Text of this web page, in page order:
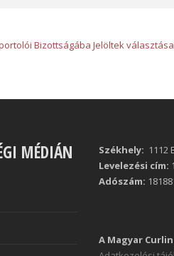
Bizottságába Jelöltek választása
MÉDIÁN Székhely: 1112
Levelezési cím:
Adószám:
A Magyar